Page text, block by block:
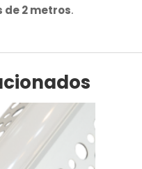
de 2 metros.